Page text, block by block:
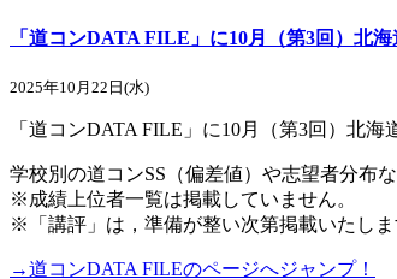
「道コンDATA FILE」に10月（第3回）北
2025年10月22日(水)
「道コンDATA FILE」に10月（第3回）北海
学校別の道コンSS（偏差値）や志望者分布
※成績上位者一覧は掲載していません。
※「講評」は，準備が整い次第掲載いたしま
→道コンDATA FILEのページへジャンプ！